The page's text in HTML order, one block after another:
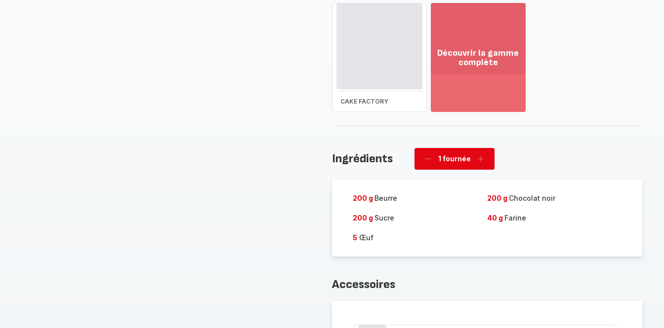
CAKE FACTORY
Découvrir la gamme
complète
la
Ingrédients
Supprimer
1 fournée
Ajouter
200 g Beurre 200 g Chocolat noir
200 g Sucre 40 g Farine
5 Œuf
Accessoires